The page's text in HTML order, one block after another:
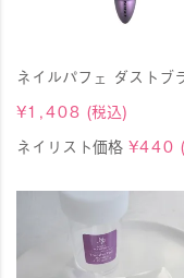
ネイルパフェ ダストブ
¥1,408 (税込)
ネイリスト価格 ¥440